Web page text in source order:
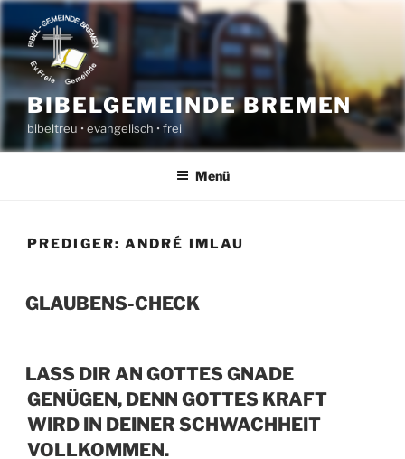
Inhalt
springen
BIBELGEMEINDE BREMEN
bibeltreu • evangelisch • frei
Menü
PREDIGER: ANDRÉ IMLAU
GLAUBENS-CHECK
LASS DIR AN GOTTES GNADE
GENÜGEN, DENN GOTTES KRAFT
WIRD IN DEINER SCHWACHHEIT
VOLLKOMMEN.